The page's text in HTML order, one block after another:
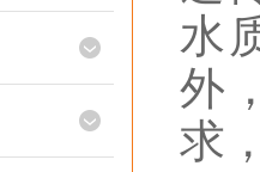
水
外
求